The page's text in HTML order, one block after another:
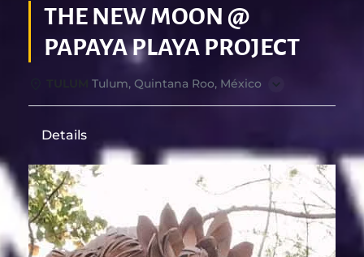
THE NEW MOON @
PAPAYA PLAYA PROJECT
Tulum, Quintana Roo, México
Details